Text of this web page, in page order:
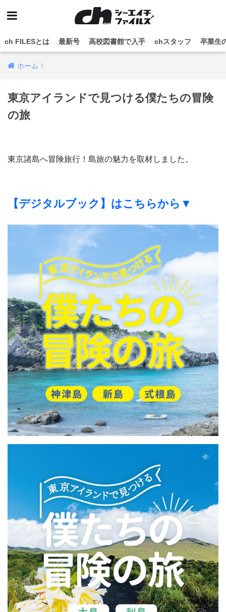
ch FILESとは 最新号 高校図書館で入手 chスタッフ 卒業生
ホーム
東京アイランドで見つける僕たちの冒険
の旅
東京諸島へ冒険旅行！島旅の魅力を取材しました。
【デジタルブック】はこちらから▼